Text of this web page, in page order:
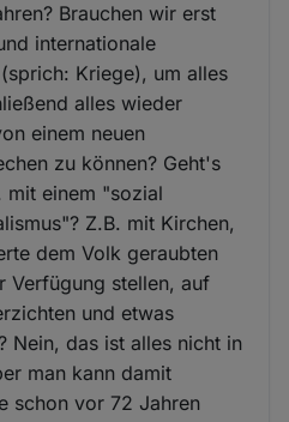
Brauchen wir erst
internationale
Kriege), um alles
alles wieder
einem neuen
zu können? Geht's
mit einem "sozial
Z.B. mit Kirchen,
dem Volk geraubten
Verfügung stellen, auf
und etwas
Nein, das ist alles nicht in
man kann damit
schon vor 72 Jahren